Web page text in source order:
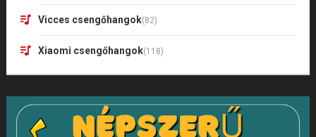
Vicces csengőhangok(82)
Xiaomi csengőhangok(118)